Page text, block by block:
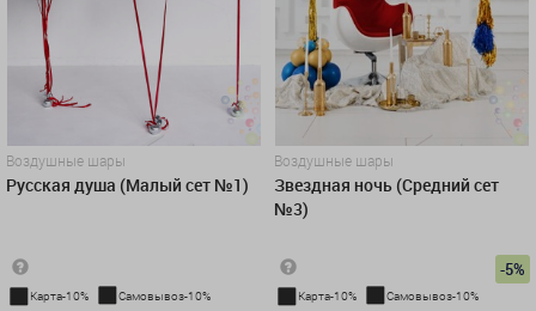
Воздушные шары
Русская душа (Малый сет №1)
Карта-10% Самовывоз-10%
Воздушные шары
Звездная ночь (Средний сет
№3)
-5%
Карта-10% Самовывоз-10%